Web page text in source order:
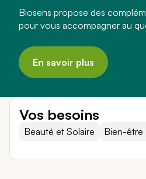
Biosens propose des
pour vous accompagner au
En savoir plus
Vos besoins
Beauté et Solaire Bien-être